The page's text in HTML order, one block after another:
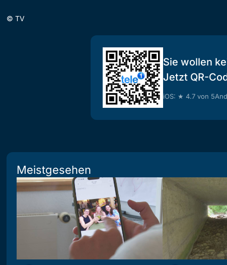
© TV
Sie wollen
Jetzt QR-
iOS: ★ 4.7 von 5
Meistgesehen